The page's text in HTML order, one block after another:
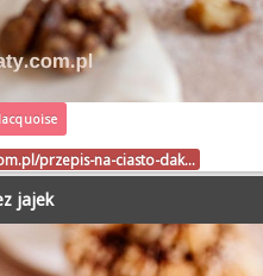
przepis-na-ciasto-dak…
jajek